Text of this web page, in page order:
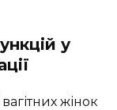
у
жінок